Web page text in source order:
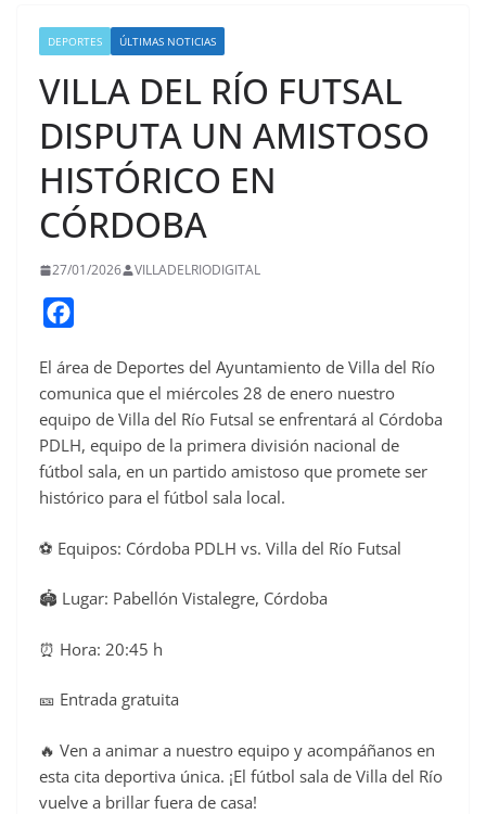
DEPORTES ÚLTIMAS NOTICIAS
VILLA DEL RÍO FUTSAL
DISPUTA UN AMISTOSO
HISTÓRICO EN
CÓRDOBA
27/01/2026 VILLADELRIODIGITAL
c
e
b
o
o
El área de Deportes del Ayuntamiento de Villa del Río
comunica que el miércoles 28 de enero nuestro
equipo de Villa del Río Futsal se enfrentará al Córdoba
PDLH, equipo de la primera división nacional de
fútbol sala, en un partido amistoso que promete ser
histórico para el fútbol sala local.
⚽ Equipos: Córdoba PDLH vs. Villa del Río Futsal
🏟️ Lugar: Pabellón Vistalegre, Córdoba
⏰ Hora: 20:45 h
🎫 Entrada gratuita
🔥 Ven a animar a nuestro equipo y acompáñanos en
esta cita deportiva única. ¡El fútbol sala de Villa del Río
vuelve a brillar fuera de casa!